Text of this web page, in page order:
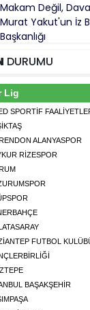
Makam Değil, Dava
Murat Yakut'un İz
Başkanlığı
DURUMU
Lig
SPORTİF
ALANYASPOR
RİZESPOR
FUTBOL
BAŞAKŞEHİR